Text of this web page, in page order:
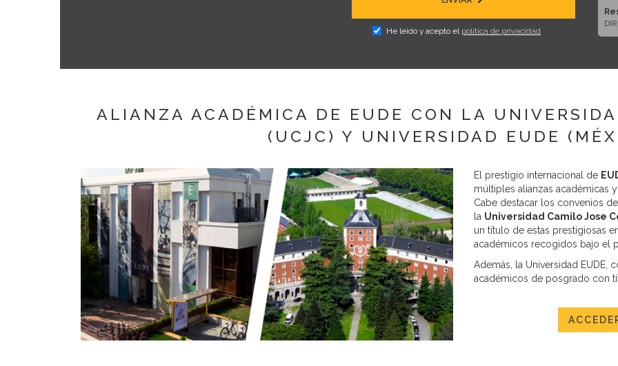
He leído y acepto el política de privacidad
ALIANZA ACADÉMICA DE EUDE CON LA
(UCJC) Y UNIVERSIDAD EUDE
El prestigio internacional de
múltiples alianzas académicas
Cabe destacar los convenios
la Universidad Camilo Jose
un título de estas prestigiosas
académicos recogidos bajo el
Además, la Universidad EUDE,
académicos de posgrado con